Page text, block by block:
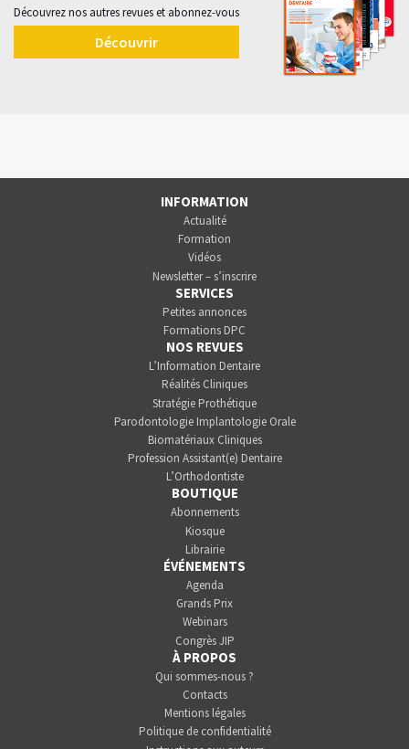
Découvrez nos autres revues et abonnez-vous
Découvrir
INFORMATION
Actualité
Formation
Vidéos
Newsletter – s’inscrire
SERVICES
Petites annonces
Formations DPC
NOS REVUES
L’Information Dentaire
Réalités Cliniques
Stratégie Prothétique
Parodontologie Implantologie Orale
Biomatériaux Cliniques
Profession Assistant(e) Dentaire
L’Orthodontiste
BOUTIQUE
Abonnements
Kiosque
Librairie
ÉVÉNEMENTS
Agenda
Grands Prix
Webinars
Congrès JIP
À PROPOS
Qui sommes-nous ?
Contacts
Mentions légales
Politique de confidentialité